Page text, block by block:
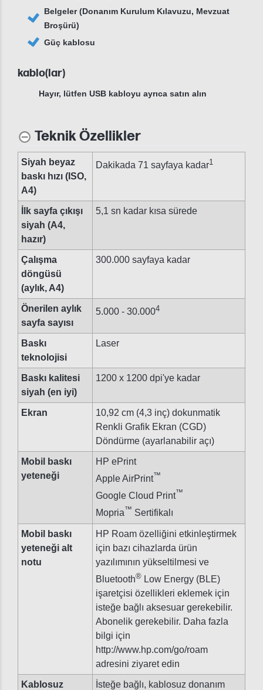
Belgeler (Donanım Kurulum Kılavuzu, Mevzuat
Broşürü)
Güç kablosu
kablo(lar)
Hayır, lütfen USB kabloyu ayrıca satın alın
Teknik Özellikler
Siyah beyaz
baskı hızı (ISO,
A4)
Dakikada 71 sayfaya kadar1
İlk sayfa çıkışı
siyah (A4,
hazır)
5,1 sn kadar kısa sürede
Çalışma
döngüsü
(aylık, A4)
300.000 sayfaya kadar
Önerilen aylık
sayfa sayısı
5.000 - 30.0004
Baskı
teknolojisi
Laser
Baskı kalitesi
siyah (en iyi)
1200 x 1200 dpi'ye kadar
Ekran
10,92 cm (4,3 inç) dokunmatik
Renkli Grafik Ekran (CGD)
Döndürme (ayarlanabilir açı)
Mobil baskı
yeteneği
HP ePrint
Apple AirPrint™
Google Cloud Print™
Mopria™ Sertifikalı
Mobil baskı
yeteneği alt
notu
HP Roam özelliğini etkinleştirmek
için bazı cihazlarda ürün
yazılımının yükseltilmesi ve
Bluetooth® Low Energy (BLE)
işaretçisi özellikleri eklemek için
isteğe bağlı aksesuar gerekebilir.
Abonelik gerekebilir. Daha fazla
bilgi için
http://www.hp.com/go/roam
adresini ziyaret edin
Kablosuz İsteğe bağlı, kablosuz donanım